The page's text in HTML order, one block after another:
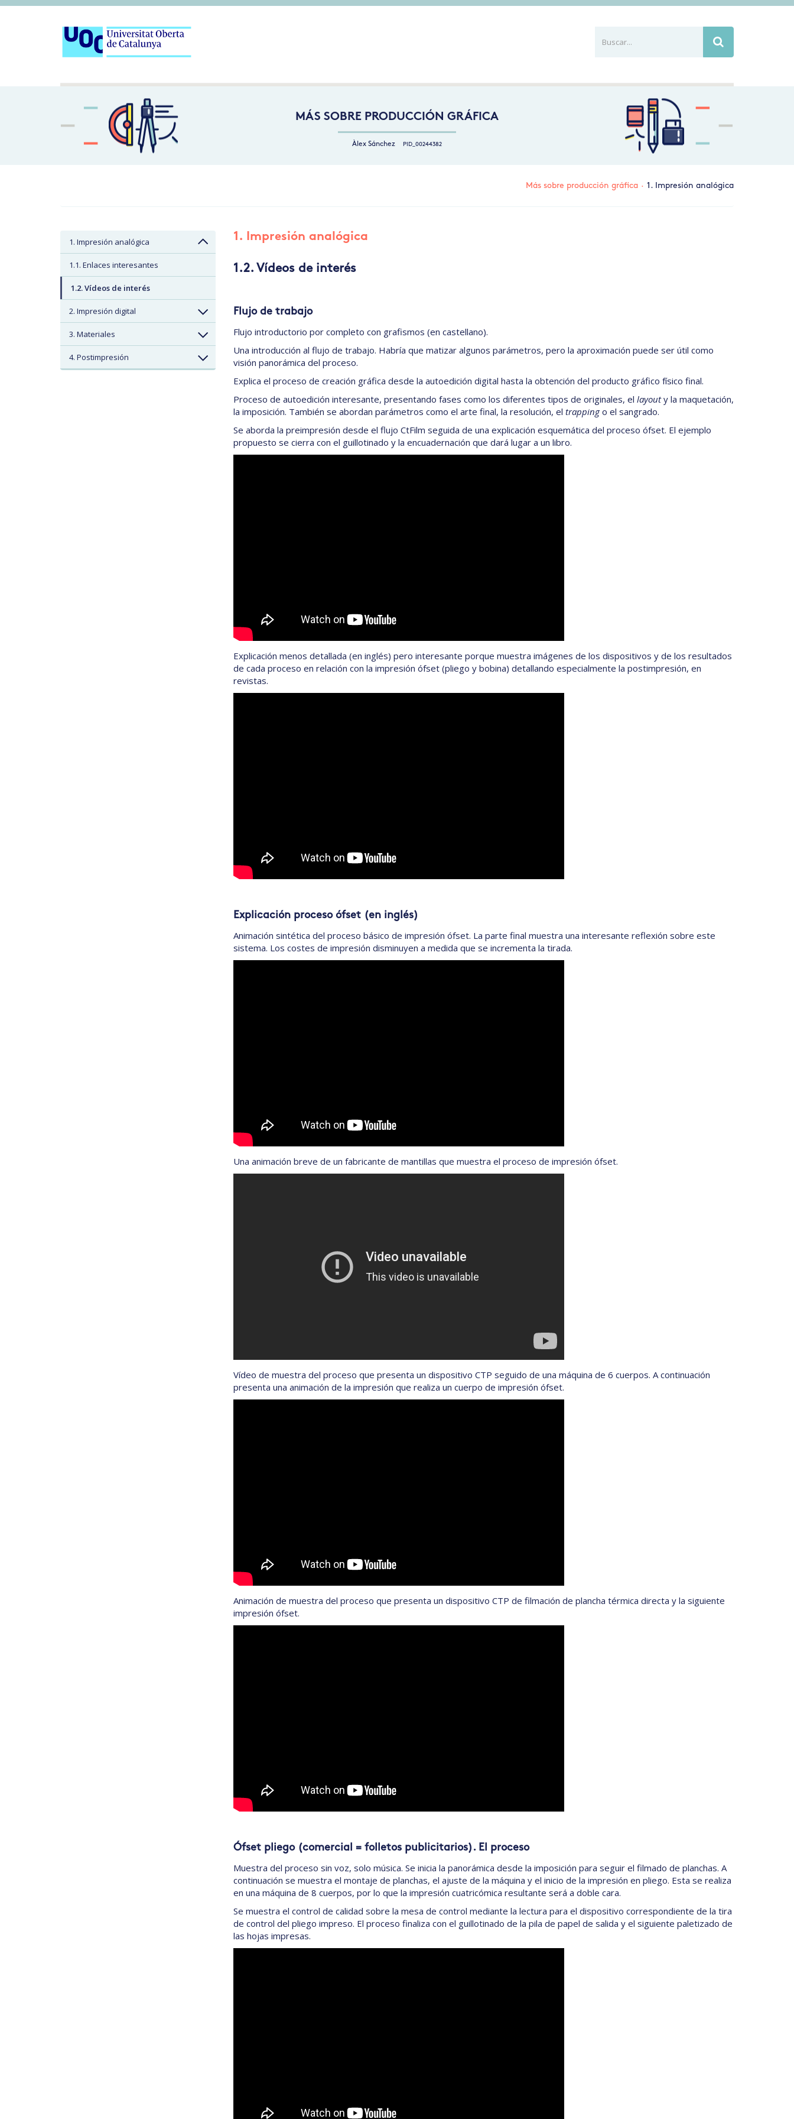
MÁS SOBRE PRODUCCIÓN GRÁFICA
Àlex Sánchez PID_00244382
Más sobre producción gráfica · 1. Impresión analógica
1. Impresión analógica
1.1. Enlaces interesantes
1.2. Vídeos de interés
2. Impresión digital
3. Materiales
4. Postimpresión
1. Impresión analógica
1.2. Vídeos de interés
Flujo de trabajo
Flujo introductorio por completo con grafismos (en castellano).
Una introducción al flujo de trabajo. Habría que matizar algunos parámetros, pero la aproximación puede ser útil como
visión panorámica del proceso.
Explica el proceso de creación gráfica desde la autoedición digital hasta la obtención del producto gráfico físico final.
Proceso de autoedición interesante, presentando fases como los diferentes tipos de originales, el layouty la maquetación,
la imposición. También se abordan parámetros como el arte final, la resolución, el trappingo el sangrado.
Se aborda la preimpresión desde el flujo CtFilm seguida de una explicación esquemática del proceso ófset. El ejemplo
propuesto se cierra con el guillotinado y la encuadernación que dará lugar a un libro.
Explicación menos detallada (en inglés) pero interesante porque muestra imágenes de los dispositivos y de los resultados
de cada proceso en relación con la impresión ófset (pliego y bobina) detallando especialmente la postimpresión, en
revistas.
Explicación proceso ófset (en inglés)
Animación sintética del proceso básico de impresión ófset. La parte final muestra una interesante reflexión sobre este
sistema. Los costes de impresión disminuyen a medida que se incrementa la tirada.
Una animación breve de un fabricante de mantillas que muestra el proceso de impresión ófset.
Vídeo de muestra del proceso que presenta un dispositivo CTP seguido de una máquina de 6 cuerpos. A continuación
presenta una animación de la impresión que realiza un cuerpo de impresión ófset.
Animación de muestra del proceso que presenta un dispositivo CTP de filmación de plancha térmica directa y la siguiente
impresión ófset.
Ófset pliego (comercial = folletos publicitarios). El proceso
Muestra del proceso sin voz, solo música. Se inicia la panorámica desde la imposición para seguir el filmado de planchas. A
continuación se muestra el montaje de planchas, el ajuste de la máquina y el inicio de la impresión en pliego. Esta se realiza
en una máquina de 8 cuerpos, por lo que la impresión cuatricómica resultante será a doble cara.
Se muestra el control de calidad sobre la mesa de control mediante la lectura para el dispositivo correspondiente de la tira
de control del pliego impreso. El proceso finaliza con el guillotinado de la pila de papel de salida y el siguiente paletizado de
las hojas impresas.